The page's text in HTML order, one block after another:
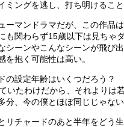
ミングを逃し、打ち明けること
ーマンドラマだが、この作品は
も関わらず15歳以下は見ちゃ
シーンやこんなシーンが飛び
を抱く可能性は高い。
の設定年齢はいくつだろう？
いたわけだから、それよりは若
分、今の僕とほぼ同じじゃない
リチャードのあと半年をどう生